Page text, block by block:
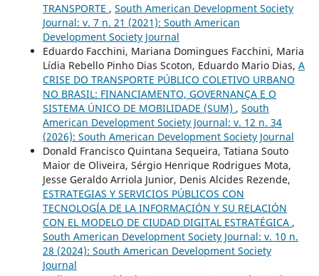
TRANSPORTE , South American Development Society
Journal: v. 7 n. 21 (2021): South American
Development Society Journal
Eduardo Facchini, Mariana Domingues Facchini, Maria
Lídia Rebello Pinho Dias Scoton, Eduardo Mario Dias, A
CRISE DO TRANSPORTE PÚBLICO COLETIVO URBANO
NO BRASIL: FINANCIAMENTO, GOVERNANÇA E O
SISTEMA ÚNICO DE MOBILIDADE (SUM) , South
American Development Society Journal: v. 12 n. 34
(2026): South American Development Society Journal
Donald Francisco Quintana Sequeira, Tatiana Souto
Maior de Oliveira, Sérgio Henrique Rodrigues Mota,
Jesse Geraldo Arriola Junior, Denis Alcides Rezende,
ESTRATEGIAS Y SERVICIOS PÚBLICOS CON
TECNOLOGÍA DE LA INFORMACIÓN Y SU RELACIÓN
CON EL MODELO DE CIUDAD DIGITAL ESTRATÉGICA ,
South American Development Society Journal: v. 10 n.
28 (2024): South American Development Society
Journal